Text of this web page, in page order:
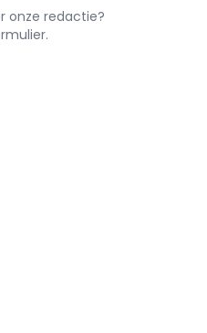
onze redactie?